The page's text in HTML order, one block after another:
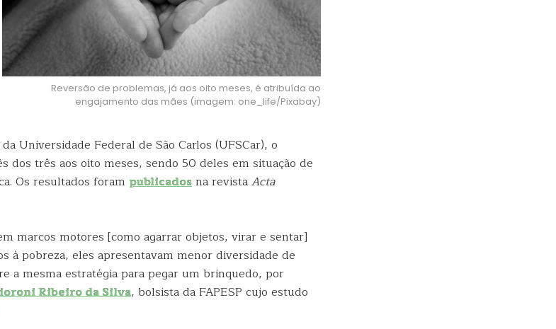
Reversão de problemas, já aos oito meses, é atribuída ao
engajamento das mães (imagem: one_life/Pixabay)
Universidade Federal de São Carlos (UFSCar), o
dos três aos oito meses, sendo 50 deles em situação de
Os resultados foram publicadosna revistaActa
marcos motores [como agarrar objetos, virar e sentar]
à pobreza, eles apresentavam menor diversidade de
a mesma estratégia para pegar um brinquedo, por
Ribeiro da Silva, bolsista da FAPESP cujo estudo